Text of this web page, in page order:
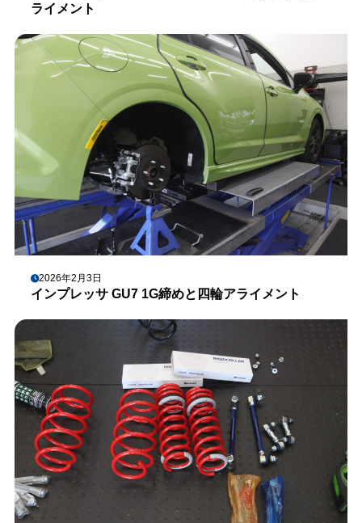
ライメント
2026年2月3日
インプレッサ GU7 1G締めと四輪アライメント